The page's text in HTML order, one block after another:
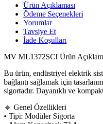
Ürün Açıklaması
Ödeme Seçenekleri
Yorumlar
Tavsiye Et
İade Koşulları
MV ML1372SCI Ürün
Bu ürün, endüstriyel elektrik
bağlantı sağlamak için
sigortadır. Dayanıklı ve
🔹 Genel Özellikleri
• Tipi: Modüler Sigorta